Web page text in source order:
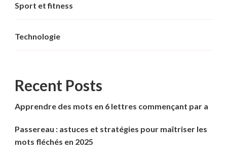
Sport et fitness
Technologie
Recent Posts
Apprendre des mots en 6 lettres commençant par a
Passereau : astuces et stratégies pour maîtriser les
mots fléchés en 2025